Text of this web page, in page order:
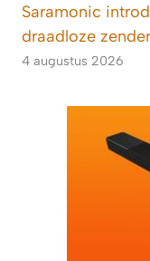
Saramonic
draadloze
4 augustus 2026